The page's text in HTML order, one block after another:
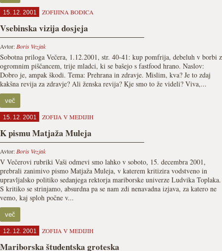
15. 12. 2001 ZOFIJINA BODICA
Vsebinska vizija dosjeja
Avtor: Boris Vezjak
Sobotna priloga Večera, 1.12.2001, str. 40-41: kup pomfrija, debeluh v borbi z
ogromnim piščancem, trije mladci, ki se bašejo s fastfood hrano. Naslov:
Dobro je, ampak škodi. Tema: Prehrana in zdravje. Mislim, kva? Je to zdaj
kakšna revija za zdravje? Ali ženska revija? Kje smo to že videli? Viva,...
več
15. 12. 2001 ZOFIJA V MEDIJIH
K pismu Matjaža Muleja
Avtor: Boris Vezjak
V Večerovi rubriki Vaši odmevi smo lahko v soboto, 15. decembra 2001,
prebrali zanimivo pismo Matjaža Muleja, v katerem kritizira vodstveno in
upravljalsko politiko sedanjega rektorja mariborske univerze Ludvika Toplaka.
S kritiko se strinjamo, absurdna pa se nam zdi nenavadna izjava, za katero ne
vemo, kaj sploh počne v...
več
12. 12. 2001 ZOFIJA V MEDIJIH
Mariborska študentska groteska